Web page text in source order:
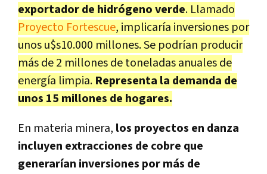
exportador de hidrógeno verde. Llamado
Proyecto Fortescue, implicaría inversiones por
unos u$s10.000 millones. Se podrían producir
más de 2 millones de toneladas anuales de
energía limpia. Representa la demanda de
unos 15 millones de hogares.
En materia minera, los proyectos en danza
incluyen extracciones de cobre que
generarían inversiones por más de